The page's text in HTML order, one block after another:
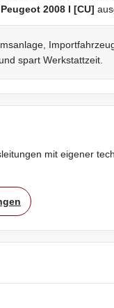
Peugeot 2008 I [CU]
spart Werkstattzeit.
mit eigener